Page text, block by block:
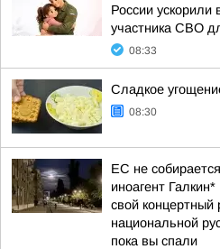
России
участника СВО
08:33
Сладкое
08:30
ЕС не
иноагент
свой
национальной
пока вы спали